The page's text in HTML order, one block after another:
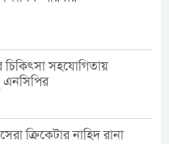
চিকিৎসা সহযোগিতায়
এনসিপির
ক্রিকেটার নাহিদ রানা